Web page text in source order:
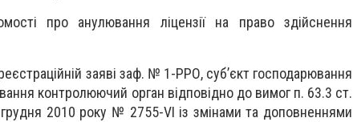
про анулювання ліцензії на право здійснення
заяві заф. № 1-РРО, суб’єкт господарювання
контролюючий орган відповідно до вимог п. 63.3 ст.
2010 року № 2755-VІ із змінами та доповненнями